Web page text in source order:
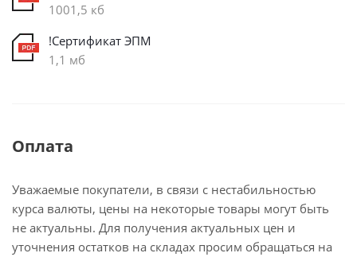
1001,5 кб
!Сертификат ЭПМ
1,1 мб
Оплата
Уважаемые покупатели, в связи с нестабильностью
курса валюты, цены на некоторые товары могут быть
не актуальны. Для получения актуальных цен и
уточнения остатков на складах просим обращаться на